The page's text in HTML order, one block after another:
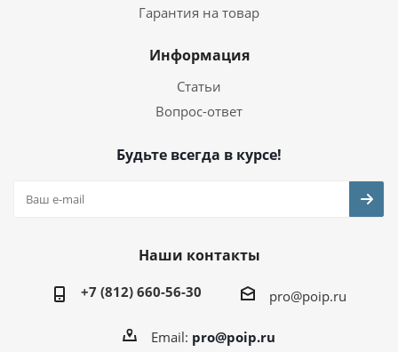
Гарантия на товар
Информация
Статьи
Вопрос-ответ
Будьте всегда в курсе!
Наши контакты
+7 (812) 660-56-30 pro@poip.ru
Email: pro@poip.ru